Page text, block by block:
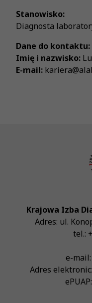
Stanowisko:
Diagnosta
Dane do kontaktu:
Imię i nazwisko:
E-mail:
Krajowa Izba
Adres: ul.
tel.:
e-mail:
Adres
ePUAP: